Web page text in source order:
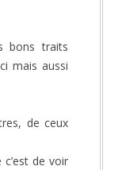
bons traits
mais aussi
de ceux
de voir